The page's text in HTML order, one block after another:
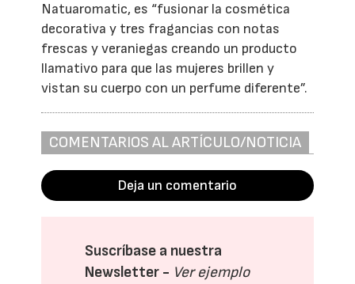
Natuaromatic, es “fusionar la cosmética
decorativa y tres fragancias con notas
frescas y veraniegas creando un producto
llamativo para que las mujeres brillen y
vistan su cuerpo con un perfume diferente”.
COMENTARIOS AL ARTÍCULO/NOTICIA
Deja un comentario
Suscríbase a nuestra
Newsletter - Ver ejemplo